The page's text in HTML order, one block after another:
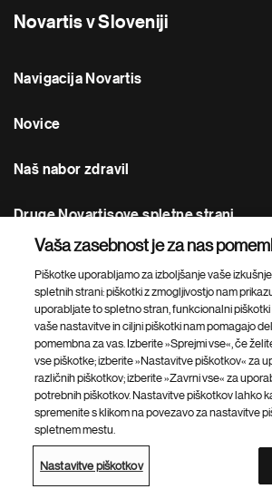
Novartis v Sloveniji
Navigacija Novartis
Novice
Naš nabor zdravil
Druge Novartisove spletne strani
Footer Site Search
Bottom
© 2026 Novartis
Politika zasebnosti
Zemljevid strani
Vaša zasebnost je za nas
Piškotke uporabljamo za izboljšanje vaše
spletnih strani: piškotki z zmogljivostjo nam
uporabljate to spletno stran, funkcionalni piškotki
vaše nastavitve in ciljni piškotki nam pomagajo
pomembna za vas. Izberite »Sprejmi vse«, če
vse piškotke; izberite »Nastavitve piškotkov« za
različnih piškotkov; izberite »Zavrni vse« za
potrebnih piškotkov. Nastavitve piškotkov lahko
spremenite s klikom na povezavo za nastavitve
spletnem mestu.
Nastavitve piškotkov